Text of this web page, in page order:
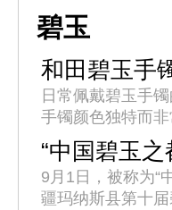
化在经济领域同样
碧玉
和田碧玉手
养?
日常佩戴碧玉手
手镯颜色独特而非
它精光内敛，一般
透。拿在手中盘
的质感。该如何
“中国碧玉
玉文化旅游
9月1日，被称为“
疆玛纳斯县第十